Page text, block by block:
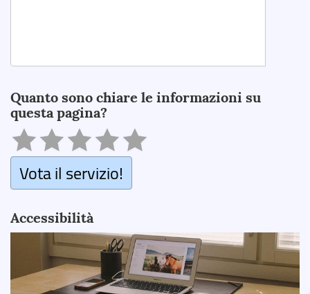
Quanto sono chiare le informazioni su
questa pagina?
Vota il servizio!
Accessibilità